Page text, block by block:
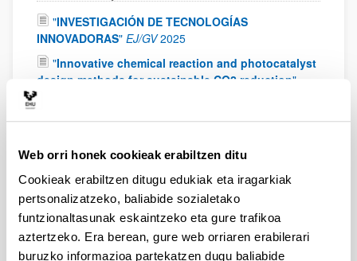
Web orri honek cookieak erabiltzen ditu
Cookieak erabiltzen ditugu edukiak eta iragarkiak
pertsonalizatzeko, baliabide sozialetako
funtzionaltasunak eskaintzeko eta gure trafikoa
aztertzeko. Era berean, gure web orriaren erabilerari
buruzko informazioa partekatzen dugu baliabide
"INVESTIGACIÓN DE TECNOLOGÍAS
INNOVADORAS" EJ/GV 2025
"Innovative chemical reaction and photocatalyst
design methods for sustainable CO2 reduction"
Horizon Europe - MSCA Postdoctoral Fellowships 2022
competitiva de hidrógeno verde - Hidrura
2024
-
2025
"SUSENERTRANS: Hidrógeno renovable y
materias primas de polimerización a partir de
residuos plásticos reforzados de fin de vida útil
procedentes de los sectores de la energía y